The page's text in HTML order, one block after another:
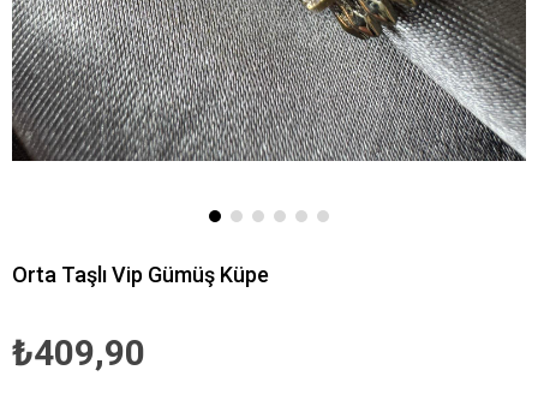
Orta Taşlı Vip Gümüş Küpe
₺409,90